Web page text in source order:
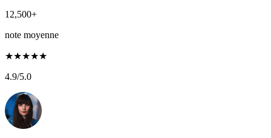
12,500+
note moyenne
★★★★★
4.9/5.0